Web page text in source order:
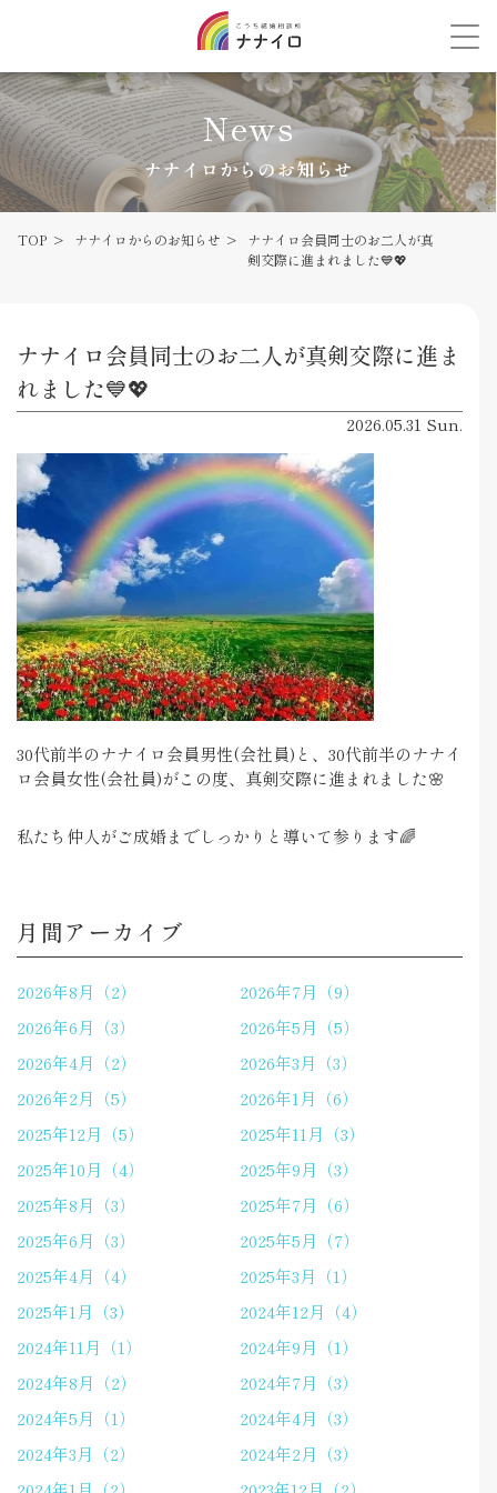
News
ナナイロからのお知らせ
TOP ナナイロからのお知らせ
ナナイロ会員同士のお二人が真
剣交際に進まれました💙💖
ナナイロ会員同士のお二人が真剣交際に進ま
れました💙💖
2026.05.31 Sun.
30代前半のナナイロ会員男性(会社員)と、30代前半のナナイ
ロ会員女性(会社員)がこの度、真剣交際に進まれました🌸
私たち仲人がご成婚までしっかりと導いて参ります🌈
月間アーカイブ
2026年8月（2）
2026年7月（9）
2026年6月（3）
2026年5月（5）
2026年4月（2）
2026年3月（3）
2026年2月（5）
2026年1月（6）
2025年12月（5）
2025年11月（3）
2025年10月（4）
2025年9月（3）
2025年8月（3）
2025年7月（6）
2025年6月（3）
2025年5月（7）
2025年4月（4）
2025年3月（1）
2025年1月（3）
2024年12月（4）
2024年11月（1）
2024年9月（1）
2024年8月（2）
2024年7月（3）
2024年5月（1）
2024年4月（3）
2024年3月（2）
2024年2月（3）